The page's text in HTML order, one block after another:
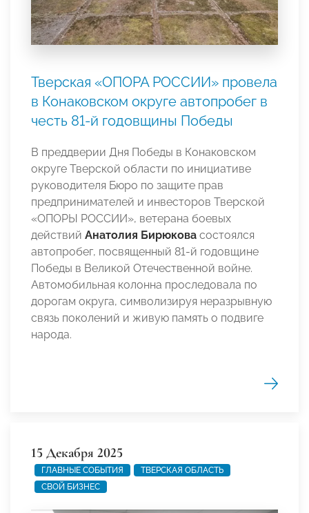
Тверская «ОПОРА РОССИИ» провела
в Конаковском округе автопробег в
честь 81-й годовщины Победы
В преддверии Дня Победы в Конаковском
округе Тверской области по инициативе
руководителя Бюро по защите прав
предпринимателей и инвесторов Тверской
«ОПОРЫ РОССИИ», ветерана боевых
действий Анатолия Бирюкова состоялся
автопробег, посвященный 81-й годовщине
Победы в Великой Отечественной войне.
Автомобильная колонна проследовала по
дорогам округа, символизируя неразрывную
связь поколений и живую память о подвиге
народа.
15 Декабря 2025
ГЛАВНЫЕ СОБЫТИЯ
ТВЕРСКАЯ ОБЛАСТЬ
СВОЙ БИЗНЕС